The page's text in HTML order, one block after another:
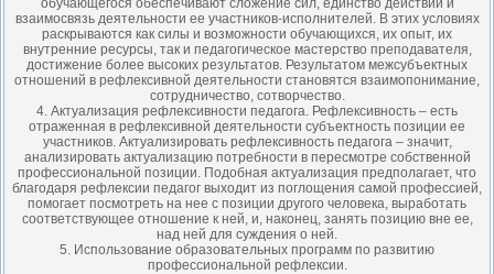
обучающегося обеспечивают сложение сил, единство действий и
взаимосвязь деятельности ее участников-исполнителей. В этих условиях
раскрываются как силы и возможности обучающихся, их опыт, их
внутренние ресурсы, так и педагогическое мастерство преподавателя,
достижение более высоких результатов. Результатом межсубъектных
отношений в рефлексивной деятельности становятся взаимопонимание,
сотрудничество, сотворчество.
4. Актуализация рефлексивности педагога. Рефлексивность – есть
отраженная в рефлексивной деятельности субъектность позиции ее
участников. Актуализировать рефлексивность педагога – значит,
анализировать актуализацию потребности в пересмотре собственной
профессиональной позиции. Подобная актуализация предполагает, что
благодаря рефлексии педагог выходит из поглощения самой профессией,
помогает посмотреть на нее с позиции другого человека, выработать
соответствующее отношение к ней, и, наконец, занять позицию вне ее,
над ней для суждения о ней.
5. Использование образовательных программ по развитию
профессиональной рефлексии.